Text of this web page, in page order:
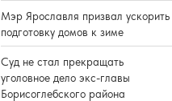
Мэр Ярославля призвал ускорить
подготовку домов к зиме
Суд не стал прекращать
уголовное дело экс-главы
Борисоглебского района